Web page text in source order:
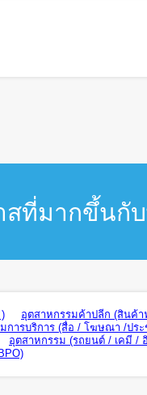
สที่มากขึ้นกับ
อุตสาหกรรมค้าปลีก (สินค้
การบริการ (สื่อ / โฆษณา /ปร
อุตสาหกรรม (รถยนต์ / เคมี /